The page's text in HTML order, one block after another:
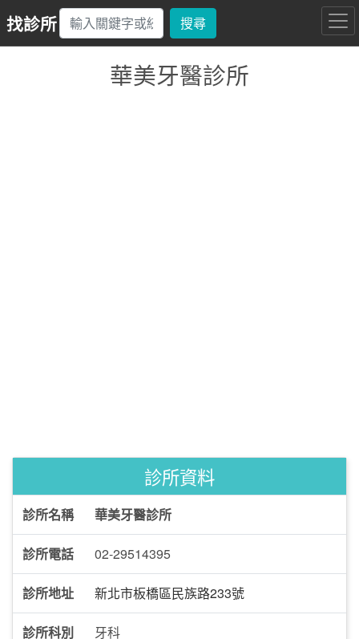
找診所 搜尋
華美牙醫診所
診所資料
診所名稱 華美牙醫診所
診所電話 02-29514395
診所地址 新北市板橋區民族路233號
診所科別 牙科